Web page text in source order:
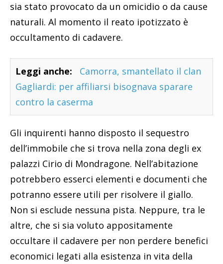
sia stato provocato da un omicidio o da cause
naturali. Al momento il reato ipotizzato è
occultamento di cadavere.
Leggi anche:
Camorra, smantellato il clan
Gagliardi: per affiliarsi bisognava sparare
contro la caserma
Gli inquirenti hanno disposto il sequestro
dell’immobile che si trova nella zona degli ex
palazzi Cirio di Mondragone. Nell’abitazione
potrebbero esserci elementi e documenti che
potranno essere utili per risolvere il giallo.
Non si esclude nessuna pista. Neppure, tra le
altre, che si sia voluto appositamente
occultare il cadavere per non perdere benefici
economici legati alla esistenza in vita della